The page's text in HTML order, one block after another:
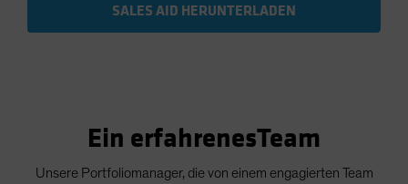
SALES AID HERUNTERLADEN
Ein erfahrenesTeam
Unsere Portfoliomanager, die von einem engagierten Team